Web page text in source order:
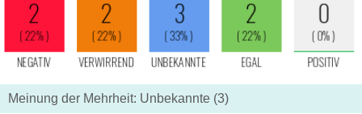
Meinung der Mehrheit: Unbekannte (3)